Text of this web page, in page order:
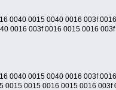
0040 0015 0040 0016 003f
0016 003f 0016 0015 0016
0040 0015 0040 0016 003f
0015 0016 0015 0016